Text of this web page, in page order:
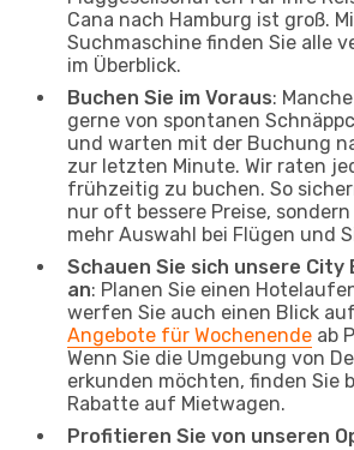
Cana nach Hamburg ist groß.
Suchmaschine finden Sie alle
im Überblick.
Buchen Sie im Voraus:
gerne von spontanen
und warten mit der Buchung
zur letzten Minute. Wir raten
frühzeitig zu buchen. So
nur oft bessere Preise,
mehr Auswahl bei Flügen und
Schauen Sie sich unsere
an: Planen Sie einen
werfen Sie auch einen Blick
Angebote für Wochenende ab
Wenn Sie die Umgebung von
erkunden möchten, finden Sie
Rabatte auf Mietwagen.
Profitieren Sie von unseren